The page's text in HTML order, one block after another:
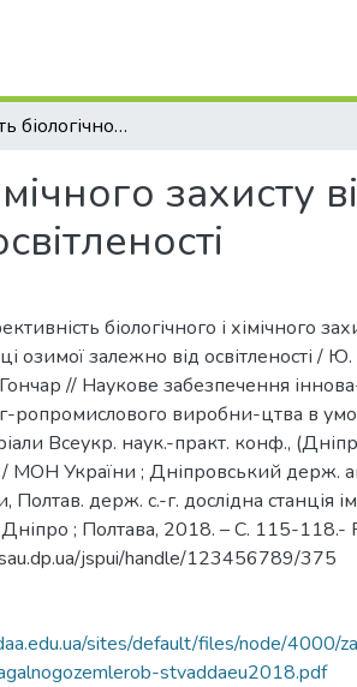
Ефективність біологічного і хімічного захисту від бур’янів посівів пшениці озимої залежно від освітленості
захисту
біологічного і хімічного
озимої залежно від освітленості / Ю.
// Наукове забезпечення
ропромислового виробни-цтва в
Всеукр. наук.-практ. конф.,
МОН України ; Дніпровський держ.
держ. с.-г. дослідна станція
; Полтава, 2018. – С. 115-118.-
jspui/handle/123456789/375
sites/default/files/node/4000/
stvaddaeu2018.pdf